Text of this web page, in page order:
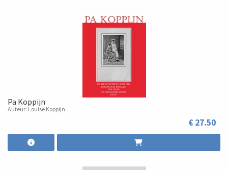
Pa Koppijn
Auteur: Louise Koppijn
€ 27.50